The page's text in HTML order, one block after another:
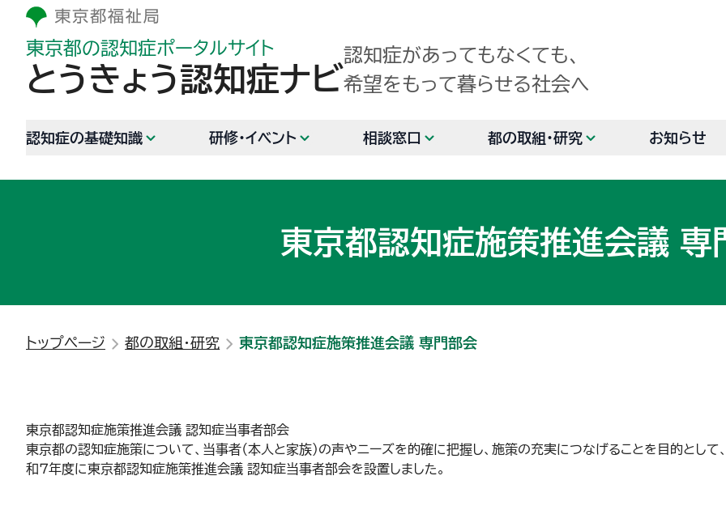
東京都の認知症ポータルサイト
とうきょう認知症ナビ
認知症があってもなくても、
希望をもって暮らせる社会へ
認知症の基礎知識 研修・イベント 相談窓口 都の取組・研究 お知らせ
東京都認知症施策推進会議 専
トップページ 都の取組・研究 東京都認知症施策推進会議 専門部会
東京都認知症施策推進会議 認知症当事者部会
東京都の認知症施策について、当事者（本人と家族）の声やニーズを的確に把握し、施策の充実につなげることを目的とし
和７年度に東京都認知症施策推進会議 認知症当事者部会を設置しました。